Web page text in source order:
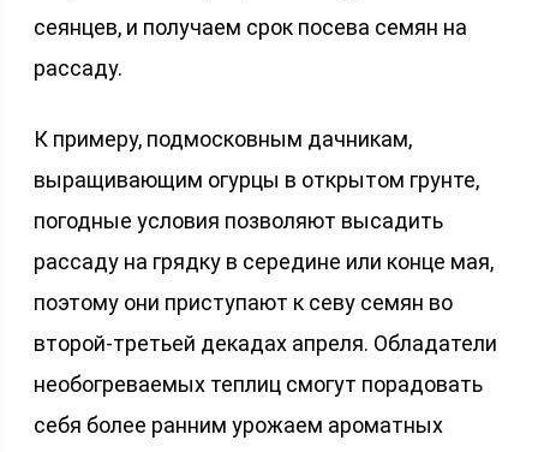
сеянцев, и получаем срок посева семян на
рассаду.
К примеру, подмосковным дачникам,
выращивающим огурцы в открытом грунте,
погодные условия позволяют высадить
рассаду на грядку в середине или конце мая,
поэтому они приступают к севу семян во
второй-третьей декадах апреля. Обладатели
необогреваемых теплиц смогут порадовать
себя более ранним урожаем ароматных